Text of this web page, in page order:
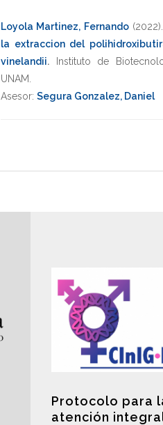
Loyola Martinez, Fernando (2022)
la extraccion del
vinelandii. Instituto de
UNAM
Asesor: Segura Gonzalez, Daniel
Protocolo para
atención